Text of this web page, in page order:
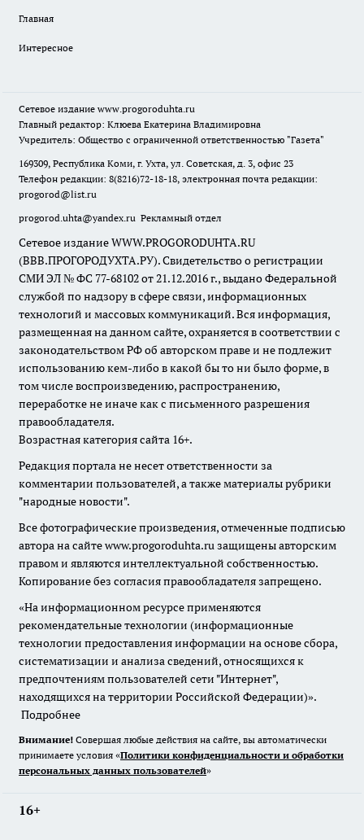
Главная
Интересное
Сетевое издание www.progoroduhta.ru
Главный редактор: Клюева Екатерина Владимировна
Учредитель: Общество с ограниченной ответственностью "Газета"
169309, Республика Коми, г. Ухта, ул. Советская, д. 3, офис 23
Телефон редакции: 8(8216)72-18-18, электронная почта редакции:
progorod@list.ru
progorod.uhta@yandex.ru Рекламный отдел
Сетевое издание WWW.PROGORODUHTA.RU
(ВВВ.ПРОГОРОДУХТА.РУ). Свидетельство о регистрации
СМИ ЭЛ № ФС 77-68102 от 21.12.2016 г., выдано Федеральной
службой по надзору в сфере связи, информационных
технологий и массовых коммуникаций. Вся информация,
размещенная на данном сайте, охраняется в соответствии с
законодательством РФ об авторском праве и не подлежит
использованию кем-либо в какой бы то ни было форме, в
том числе воспроизведению, распространению,
переработке не иначе как с письменного разрешения
правообладателя.
Возрастная категория сайта 16+.
Редакция портала не несет ответственности за
комментарии пользователей, а также материалы рубрики
"народные новости".
Все фотографические произведения, отмеченные подписью
автора на сайте www.progoroduhta.ru защищены авторским
правом и являются интеллектуальной собственностью.
Копирование без согласия правообладателя запрещено.
«На информационном ресурсе применяются
рекомендательные технологии (информационные
технологии предоставления информации на основе сбора,
систематизации и анализа сведений, относящихся к
предпочтениям пользователей сети "Интернет",
находящихся на территории Российской Федерации)».
Подробнее
Внимание! Совершая любые действия на сайте, вы автоматически
принимаете условия «Политики конфиденциальности и обработки
персональных данных пользователей»
16+